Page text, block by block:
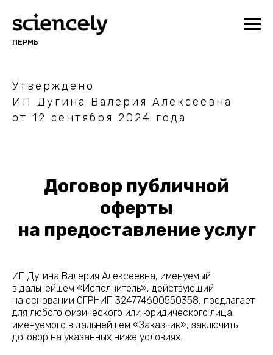
ПЕРМЬ
Утверждено
ИП Дугина Валерия Алексеевна
от 12 сентября 2024 года
Договор публичной
оферты
на предоставление услуг
ИП Дугина Валерия Алексеевна, именуемый
в дальнейшем «Исполнитель», действующий
на основании ОГРНИП 324774600550358, предлагает
для любого физического или юридического лица,
именуемого в дальнейшем «Заказчик», заключить
договор на указанных ниже условиях.